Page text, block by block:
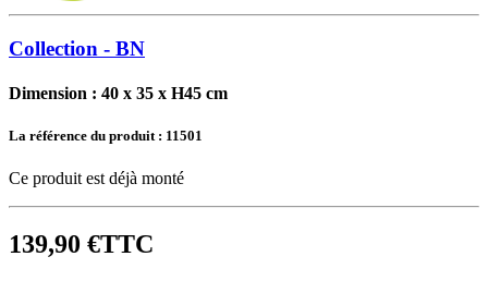
Collection - BN
Dimension : 40 x 35 x H45 cm
La référence du produit : 11501
Ce produit est déjà monté
139,90 €TTC